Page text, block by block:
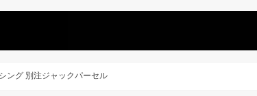
ング 別注ジャックパーセル